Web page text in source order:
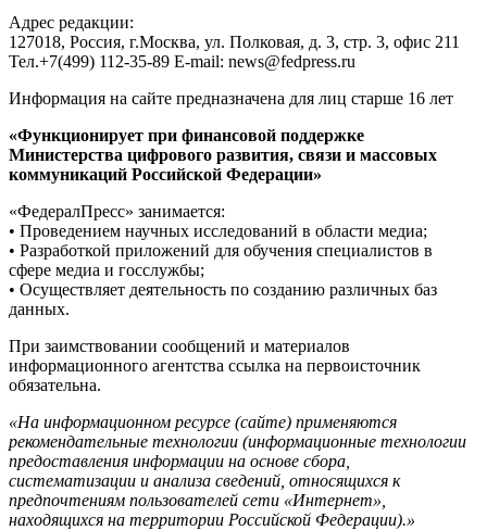
Адрес редакции:
127018, Россия, г.Москва, ул. Полковая, д. 3, стр. 3, офис 211
Тел.+7(499) 112-35-89 E-mail: news@fedpress.ru
Информация на сайте предназначена для лиц старше 16 лет
«Функционирует при финансовой поддержке
Министерства цифрового развития, связи и массовых
коммуникаций Российской Федерации»
«ФедералПресс» занимается:
• Проведением научных исследований в области медиа;
• Разработкой приложений для обучения специалистов в
сфере медиа и госслужбы;
• Осуществляет деятельность по созданию различных баз
данных.
При заимствовании сообщений и материалов
информационного агентства ссылка на первоисточник
обязательна.
«На информационном ресурсе (сайте) применяются
рекомендательные технологии (информационные технологии
предоставления информации на основе сбора,
систематизации и анализа сведений, относящихся к
предпочтениям пользователей сети «Интернет»,
находящихся на территории Российской Федерации).»